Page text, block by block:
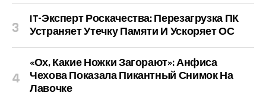
IT-Эксперт Роскачества: Перезагрузка ПК
Устраняет Утечку Памяти И Ускоряет ОС
«Ох, Какие Ножки Загорают»: Анфиса
Чехова Показала Пикантный Снимок На
Лавочке